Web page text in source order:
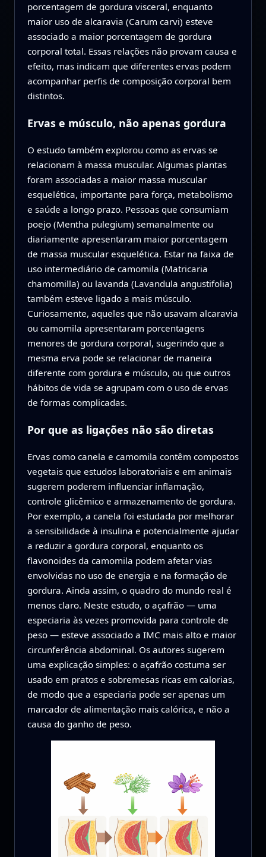
porcentagem de gordura visceral, enquanto
maior uso de alcaravia (Carum carvi) esteve
associado a maior porcentagem de gordura
corporal total. Essas relações não provam causa e
efeito, mas indicam que diferentes ervas podem
acompanhar perfis de composição corporal bem
distintos.
Ervas e músculo, não apenas gordura
O estudo também explorou como as ervas se
relacionam à massa muscular. Algumas plantas
foram associadas a maior massa muscular
esquelética, importante para força, metabolismo
e saúde a longo prazo. Pessoas que consumiam
poejo (Mentha pulegium) semanalmente ou
diariamente apresentaram maior porcentagem
de massa muscular esquelética. Estar na faixa de
uso intermediário de camomila (Matricaria
chamomilla) ou lavanda (Lavandula angustifolia)
também esteve ligado a mais músculo.
Curiosamente, aqueles que não usavam alcaravia
ou camomila apresentaram porcentagens
menores de gordura corporal, sugerindo que a
mesma erva pode se relacionar de maneira
diferente com gordura e músculo, ou que outros
hábitos de vida se agrupam com o uso de ervas
de formas complicadas.
Por que as ligações não são diretas
Ervas como canela e camomila contêm compostos
vegetais que estudos laboratoriais e em animais
sugerem poderem influenciar inflamação,
controle glicêmico e armazenamento de gordura.
Por exemplo, a canela foi estudada por melhorar
a sensibilidade à insulina e potencialmente ajudar
a reduzir a gordura corporal, enquanto os
flavonoides da camomila podem afetar vias
envolvidas no uso de energia e na formação de
gordura. Ainda assim, o quadro do mundo real é
menos claro. Neste estudo, o açafrão — uma
especiaria às vezes promovida para controle de
peso — esteve associado a IMC mais alto e maior
circunferência abdominal. Os autores sugerem
uma explicação simples: o açafrão costuma ser
usado em pratos e sobremesas ricas em calorias,
de modo que a especiaria pode ser apenas um
marcador de alimentação mais calórica, e não a
causa do ganho de peso.